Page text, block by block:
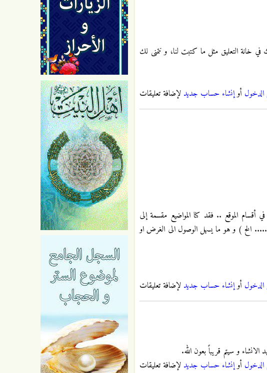
خانة التعليق مثل ما كتبت لنا، و نتمنى لك
أوإنشاء حساب جديد لإضافة تعليقات
أقسام الموقع .. فقد كنا المواضيع مقسمة إلى
..... الخ ) و هو ما يسهل الوصول الى الغرض او
أوإنشاء حساب جديد لإضافة تعليقات
و سيتم قريباً بعون الله.
أوإنشاء حساب جديد لإضافة تعليقات